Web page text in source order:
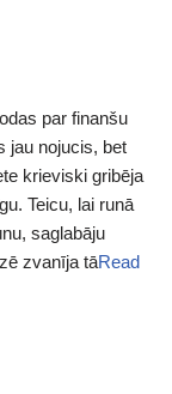
par finanšu
jau nojucis, bet
krieviski gribēja
Teicu, lai runā
saglabāju
zvanīja tāRead